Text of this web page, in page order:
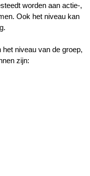
worden aan actie-,
Ook het niveau kan
niveau van de groep,
zijn: